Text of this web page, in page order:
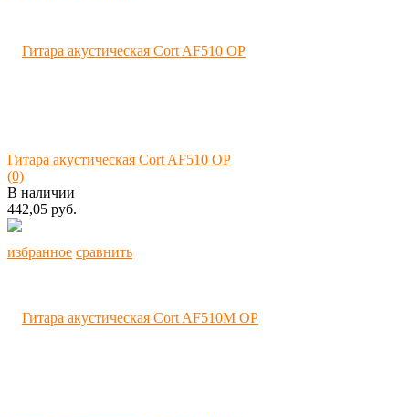
избранное сравнить
Гитара акустическая Cort AF510 OP
(0)
В наличии
442,05 руб.